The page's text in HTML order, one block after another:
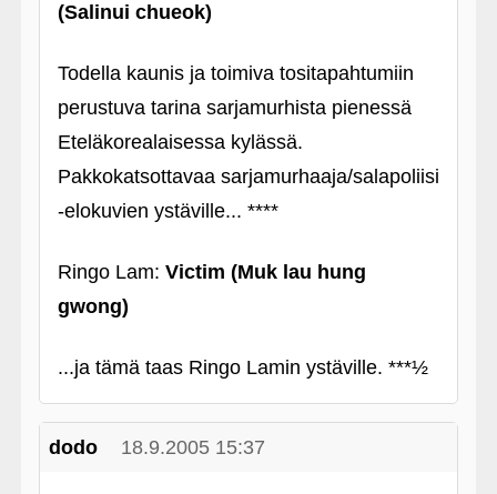
(Salinui chueok)
Todella kaunis ja toimiva tositapahtumiin
perustuva tarina sarjamurhista pienessä
Eteläkorealaisessa kylässä.
Pakkokatsottavaa sarjamurhaaja/salapoliisi
‑elokuvien ystäville... ****
Ringo Lam: Victim (Muk lau hung
gwong)
...ja tämä taas Ringo Lamin ystäville. ***½
dodo 18.9.2005 15:37